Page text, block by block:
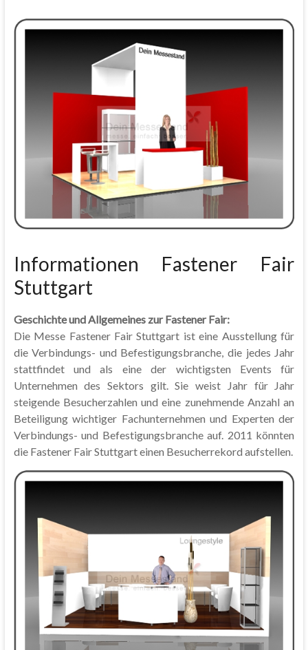
Informationen Fastener Fair
Stuttgart
Geschichte und Allgemeines zur Fastener Fair:
Die Messe Fastener Fair Stuttgart ist eine Ausstellung für
die Verbindungs- und Befestigungsbranche, die jedes Jahr
stattfindet und als eine der wichtigsten Events für
Unternehmen des Sektors gilt. Sie weist Jahr für Jahr
steigende Besucherzahlen und eine zunehmende Anzahl an
Beteiligung wichtiger Fachunternehmen und Experten der
Verbindungs- und Befestigungsbranche auf. 2011 könnten
die Fastener Fair Stuttgart einen Besucherrekord aufstellen.